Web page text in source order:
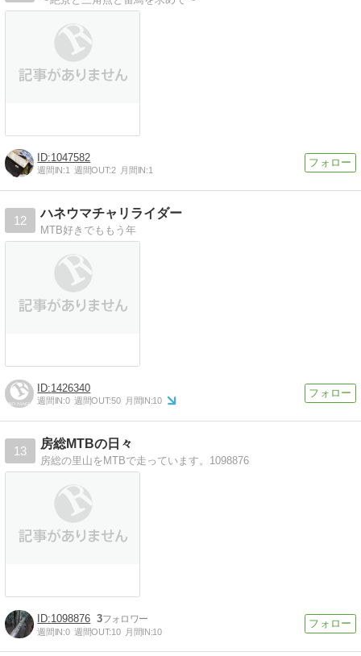
1047582
週間IN:1 週間OUT:2 月間IN:1
12
ハネウマチャリライダー
MTB好きでももう年
1426340
週間IN:0 週間OUT:50 月間IN:10
13
房総MTBの日々
房総の里山をMTBで走っています。1098876
1098876 3
週間IN:0 週間OUT:10 月間IN:10